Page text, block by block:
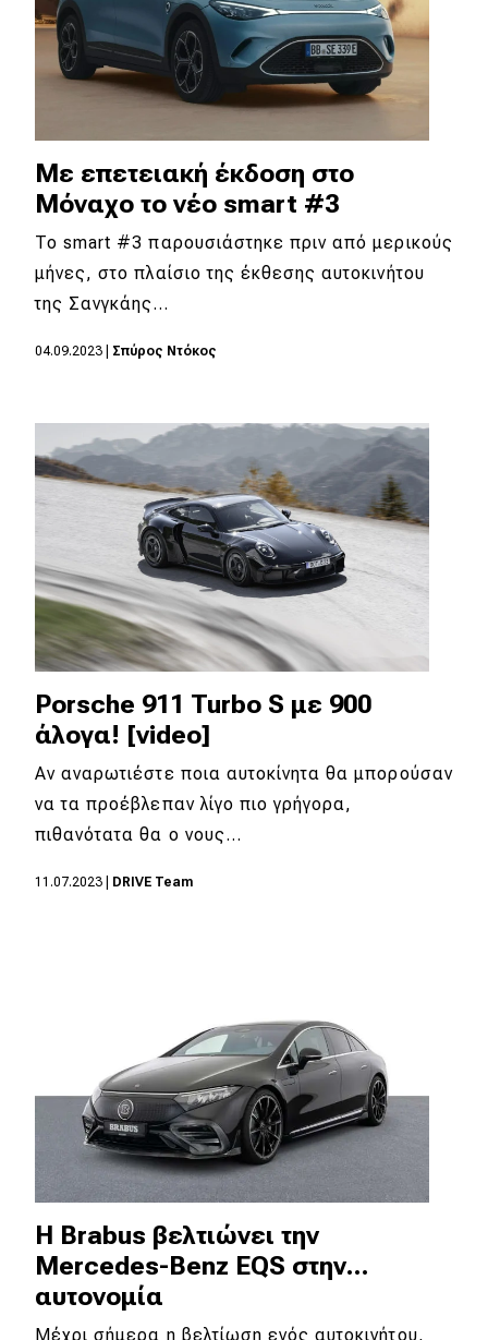
Με επετειακή έκδοση στο
Μόναχο το νέο smart #3
To smart #3 παρουσιάστηκε πριν από μερικούς
μήνες, στο πλαίσιο της έκθεσης αυτοκινήτου
της Σανγκάης…
04.09.2023 Σπύρος Ντόκος
Porsche 911 Turbo S με 900
άλογα! [video]
Αν αναρωτιέστε ποια αυτοκίνητα θα μπορούσαν
να τα προέβλεπαν λίγο πιο γρήγορα,
πιθανότατα θα ο νους…
11.07.2023 DRIVE Team
H Brabus βελτιώνει την
Mercedes-Benz EQS στην...
αυτονομία
Μέχρι σήμερα η βελτίωση ενός αυτοκινήτου,